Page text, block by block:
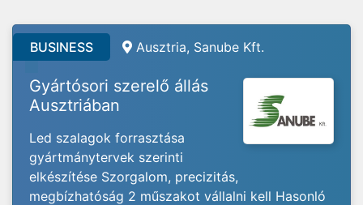
BUSINESS Ausztria, Sanube Kft.
Gyártósori szerelő állás
Ausztriában
Led szalagok forrasztása
gyártmánytervek szerinti
elkészítése Szorgalom, precizitás,
megbízhatóság 2 műszakot vállalni kell Hasonló